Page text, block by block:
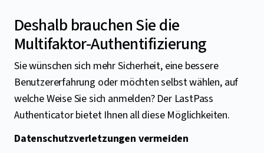
Deshalb brauchen Sie die
Multifaktor-Authentifizierung
Sie wünschen sich mehr Sicherheit, eine bessere
Benutzererfahrung oder möchten selbst wählen, auf
welche Weise Sie sich anmelden? Der LastPass
Authenticator bietet Ihnen all diese Möglichkeiten.
Datenschutzverletzungen vermeiden